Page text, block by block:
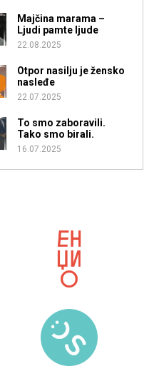
Majčina marama –
Ljudi pamte ljude
22.08.2025
Otpor nasilju je žensko
nasleđe
22.07.2025
To smo zaboravili.
Tako smo birali.
16.07.2025